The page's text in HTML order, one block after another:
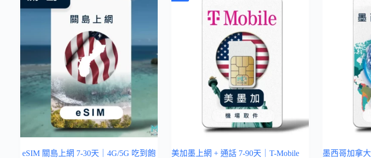
eSIM 關島上網 7-30天｜4G/5G 吃到飽
美加墨上網 + 通話 7-90天｜T-Mobile
墨西哥加拿